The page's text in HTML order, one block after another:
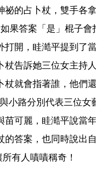
祕的占卜杖，雙手各拿
果答案「是」棍子會
打開，眭澔平提到了當
杖告訴她三位女主持人
杖就會指著誰，他們還
小路分別代表三位女藝
苗可麗，眭澔平說當年
的答案，也同時說出自
有人嘖嘖稱奇！